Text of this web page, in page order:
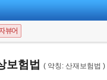
뷰어
보험법 ( 약칭: 산재보험법 )
준은고용노동부령으로 정한
상급종합병원에서 요양할